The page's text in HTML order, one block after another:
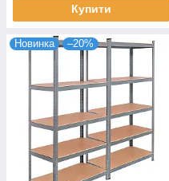
Купити
Новинка –20%